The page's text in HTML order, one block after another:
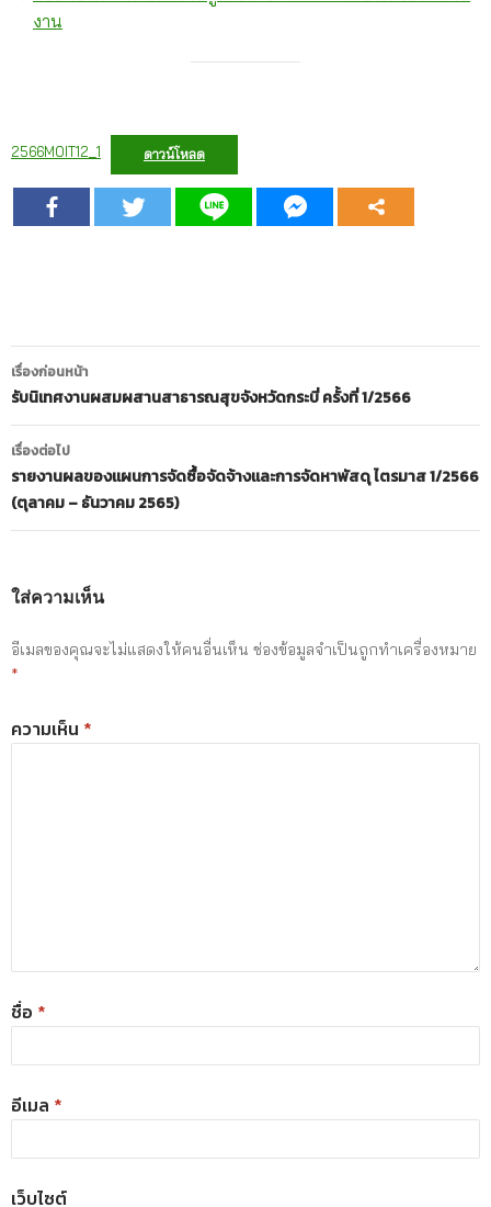
งาน
2566MOIT12_1 ดาวน์โหลด
เรื่องก่อนหน้า
รับนิเทศงานผสมผสานสาธารณสุขจังหวัดกระบี่ ครั้งที่ 1/2566
เรื่องต่อไป
รายงานผลของแผนการจัดซื้อจัดจ้างและการจัดหาพัสดุ ไตรมาส 1/2566
(ตุลาคม – ธันวาคม 2565)
ใส่ความเห็น
อีเมลของคุณจะไม่แสดงให้คนอื่นเห็น ช่องข้อมูลจำเป็นถูกทำเครื่องหมาย
*
ความเห็น *
ชื่อ *
อีเมล *
เว็บไซต์